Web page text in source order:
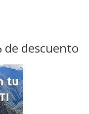
de descuento